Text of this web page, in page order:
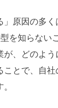
」原因の多
を知らない
が、どのよ
とで、自社